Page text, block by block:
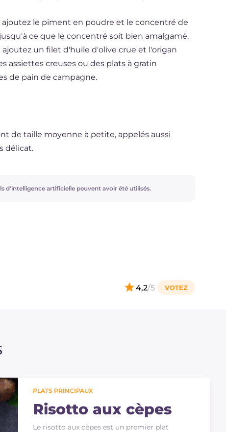
ajoutez le piment en poudre et le concentré de
ce que le concentré soit bien amalgamé,
un filet d'huile d'olive crue et l'origan
assiettes creuses ou des plats à gratin
de pain de campagne.
de taille moyenne à petite, appelés aussi
délicat.
d'intelligence artificielle peuvent avoir été utilisés.
4,2/5
PLATS PRINCIPAUX
Risotto aux cèpes
Le risotto aux cèpes est un premier plat